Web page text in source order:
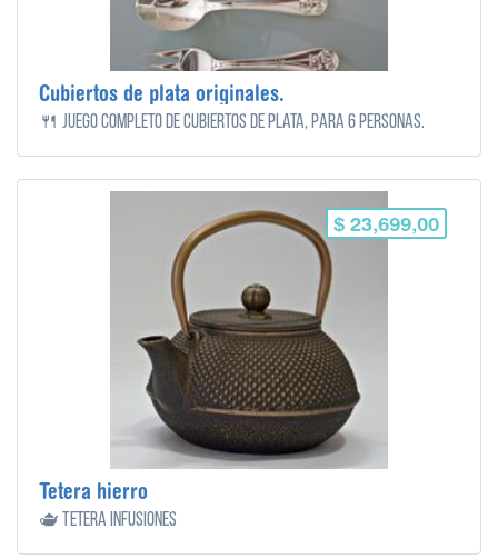
Cubiertos de plata originales.
🍴 Juego completo de Cubiertos de plata, para 6 personas.
$ 23,699,00
Tetera hierro
🫖 Tetera infusiones